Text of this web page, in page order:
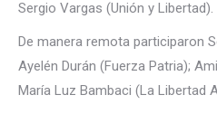
Sergio Vargas (Unión y Libertad).
De manera remota participaron
Ayelén Durán (Fuerza Patria);
María Luz Bambaci (La Libertad